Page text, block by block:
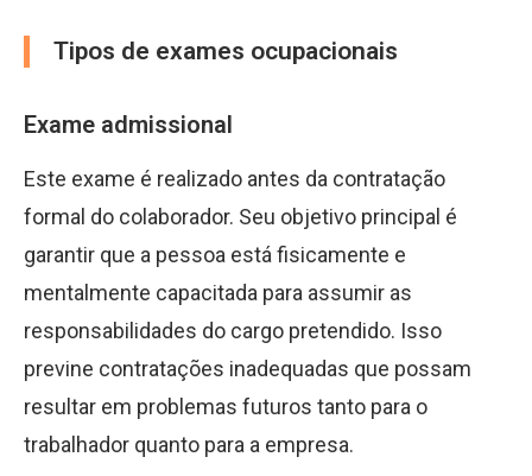
Tipos de exames ocupacionais
Exame admissional
Este exame é realizado antes da contratação
formal do colaborador. Seu objetivo principal é
garantir que a pessoa está fisicamente e
mentalmente capacitada para assumir as
responsabilidades do cargo pretendido. Isso
previne contratações inadequadas que possam
resultar em problemas futuros tanto para o
trabalhador quanto para a empresa.